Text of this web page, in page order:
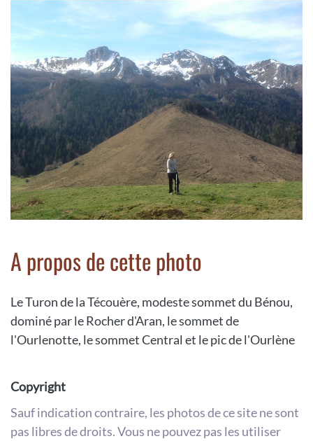
A propos de cette photo
Le Turon de la Técouère, modeste sommet du Bénou,
dominé par le Rocher d'Aran, le sommet de
l'Ourlenotte, le sommet Central et le pic de l'Ourlène
Copyright
Sauf indication contraire, les photos de ce site ne sont
pas libres de droits. Vous ne pouvez pas les utiliser